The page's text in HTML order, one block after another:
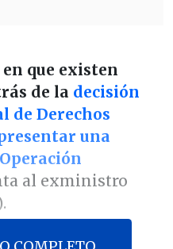
que existen
de la decisión
de Derechos
una
al exministro
se